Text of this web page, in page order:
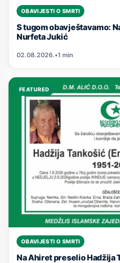
OBAVIJESTI O SMRTI
S tugom obavještavamo:
Nurfeta Jukić
02.08.2026.•1 min
FEATURED
OBAVIJESTI O SMRTI
Na Ahiret preselio Hadžija